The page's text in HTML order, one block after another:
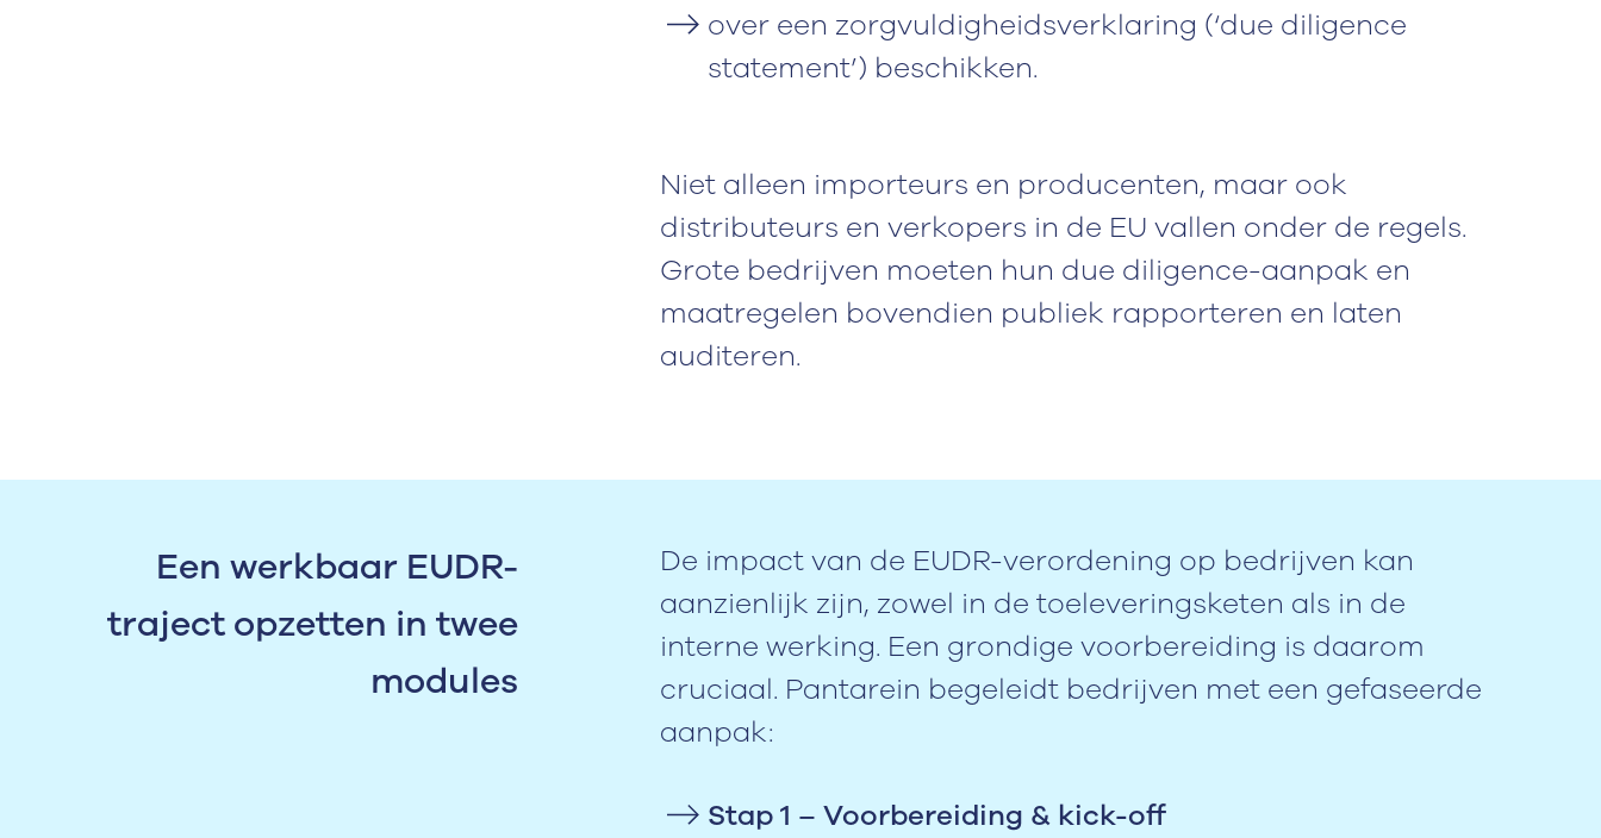
over een zorgvuldigheidsverklaring (‘due diligence
statement’) beschikken.
Niet alleen importeurs en producenten, maar ook
distributeurs en verkopers in de EU vallen onder de regels.
Grote bedrijven moeten hun due diligence-aanpak en
maatregelen bovendien publiek rapporteren en laten
auditeren.
Een werkbaar EUDR-
traject opzetten in twee
modules
De impact van de EUDR-verordening op bedrijven kan
aanzienlijk zijn, zowel in de toeleveringsketen als in de
interne werking. Een grondige voorbereiding is daarom
cruciaal. Pantarein begeleidt bedrijven met een gefaseerde
aanpak:
Stap 1 – Voorbereiding & kick-off